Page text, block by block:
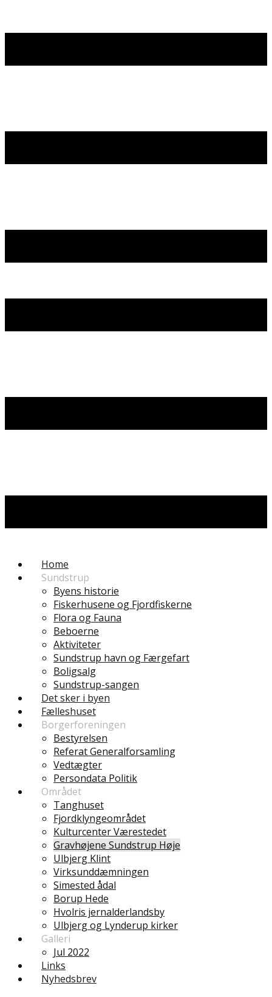
Home
Sundstrup
Byens historie
Fiskerhusene og Fjordfiskerne
Flora og Fauna
Beboerne
Aktiviteter
Sundstrup havn og Færgefart
Boligsalg
Sundstrup-sangen
Det sker i byen
Fælleshuset
Borgerforeningen
Bestyrelsen
Referat Generalforsamling
Vedtægter
Persondata Politik
Området
Tanghuset
Fjordklyngeområdet
Kulturcenter Værestedet
Gravhøjene Sundstrup Høje
Ulbjerg Klint
Virksunddæmningen
Simested ådal
Borup Hede
Hvolris jernalderlandsby
Ulbjerg og Lynderup kirker
Galleri
Jul 2022
Links
Nyhedsbrev